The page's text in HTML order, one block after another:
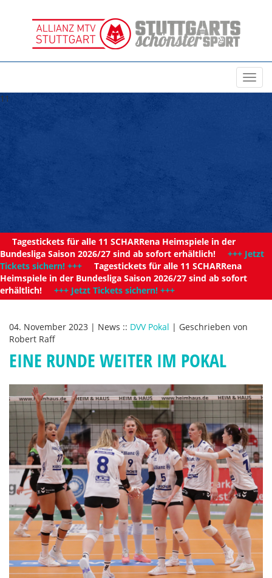
11
Tagestickets für alle 11 SCHARRena Heimspiele in der
Bundesliga Saison 2026/27 sind ab sofort erhältlich! +++ Jetzt
Tickets sichern! +++ Tagestickets für alle 11 SCHARRena
Heimspiele in der Bundesliga Saison 2026/27 sind ab sofort
erhältlich! +++ Jetzt Tickets sichern! +++
04. November 2023 | News :: DVV Pokal | Geschrieben von
Robert Raff
EINE RUNDE WEITER IM POKAL